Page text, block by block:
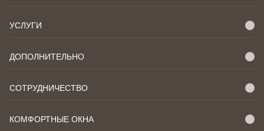
УСЛУГИ
ДОПОЛНИТЕЛЬНО
СОТРУДНИЧЕСТВО
КОМФОРТНЫЕ ОКНА